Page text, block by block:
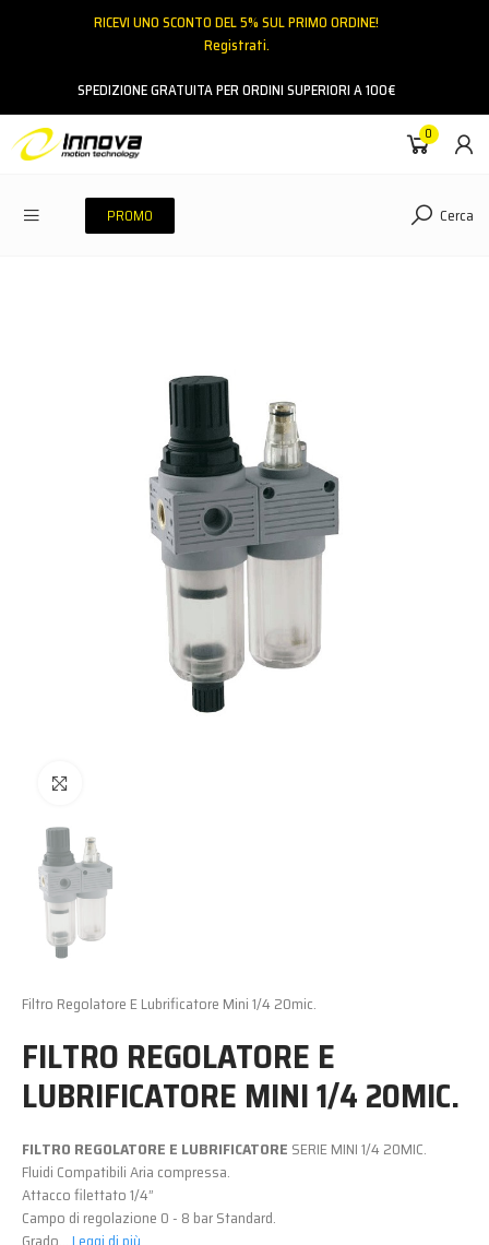
RICEVI UNO SCONTO DEL 5% SUL PRIMO ORDINE!
Registrati.
SPEDIZIONE GRATUITA PER ORDINI SUPERIORI A 100€
0
PROMO Cerca
Filtro Regolatore E Lubrificatore Mini 1/4 20mic.
FILTRO REGOLATORE E
LUBRIFICATORE MINI 1/4 20MIC.
FILTRO REGOLATORE E LUBRIFICATORE SERIE MINI 1/4 20MIC.
Fluidi Compatibili Aria compressa.
Attacco filettato 1/4”
Campo di regolazione 0 - 8 bar Standard.
CREA UN NUOVO ACCOUNT